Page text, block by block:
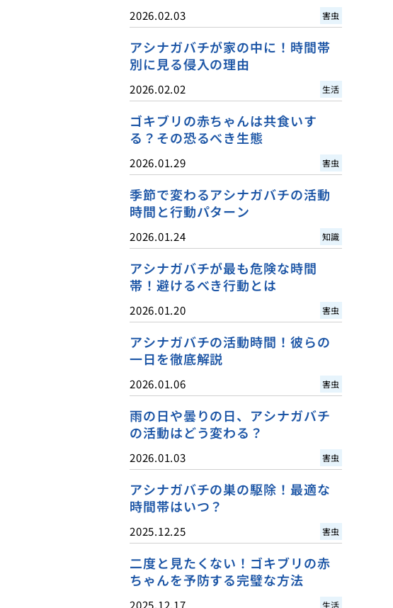
2026.02.03 害虫
アシナガバチが家の中に！時間帯
別に見る侵入の理由
2026.02.02 生活
ゴキブリの赤ちゃんは共食いす
る？その恐るべき生態
2026.01.29 害虫
季節で変わるアシナガバチの活動
時間と行動パターン
2026.01.24 知識
アシナガバチが最も危険な時間
帯！避けるべき行動とは
2026.01.20 害虫
アシナガバチの活動時間！彼らの
一日を徹底解説
2026.01.06 害虫
雨の日や曇りの日、アシナガバチ
の活動はどう変わる？
2026.01.03 害虫
アシナガバチの巣の駆除！最適な
時間帯はいつ？
2025.12.25 害虫
二度と見たくない！ゴキブリの赤
ちゃんを予防する完璧な方法
2025.12.17 生活